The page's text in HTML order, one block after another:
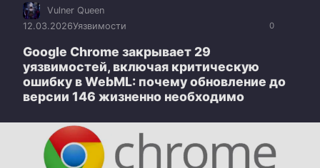
0
Vulner Queen
12.03.2026Уязвимости
Google Chrome закрывает 29
уязвимостей, включая критическую
ошибку в WebML: почему обновление до
версии 146 жизненно необходимо